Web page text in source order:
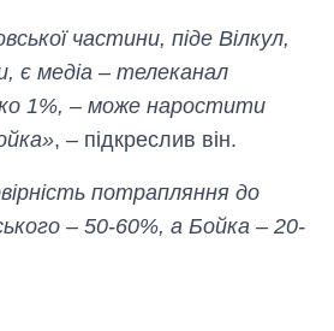
частини, піде Вілкул,
є медіа – телеканал
1%, – може наростити
, – підкреслив він.
потрапляння до
– 50-60%, а Бойка – 20-